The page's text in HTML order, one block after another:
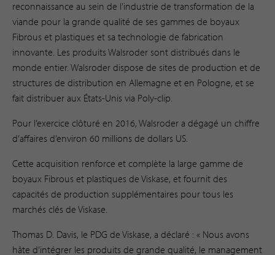
reconnaissance au sein de l’industrie de transformation de la
viande pour la grande qualité de ses gammes de boyaux
Fibrous et plastiques et sa technologie de fabrication
innovante. Les produits Walsroder sont distribués dans le
monde entier. Walsroder dispose de sites de production et de
structures de distribution en Allemagne et en Pologne, et se
fait distribuer aux États-Unis via Poly-clip.
Pour l’exercice clôturé en 2016, Walsroder a dégagé un chiffre
d’affaires d’environ 60 millions de dollars US.
Cette acquisition renforce et complète la large gamme de
boyaux Fibrous et plastiques de Viskase, et fournit des
capacités de production supplémentaires pour tous les
marchés clés de Viskase.
Thomas D. Davis, le PDG de Viskase, a déclaré : « Nous avons
hâte d’intégrer les produits de grande qualité, le management